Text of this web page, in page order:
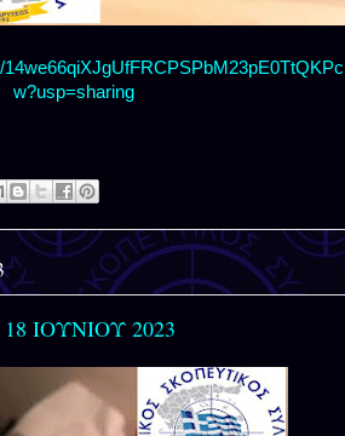
w?usp=sharing
ΙΟΥΝΙΟΥ 2023